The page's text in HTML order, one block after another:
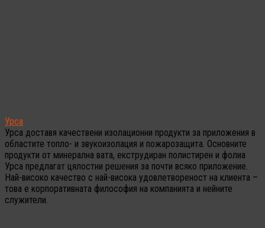
Урса
Урса доставя качествени изолационни продукти за приложения в
областите топло- и звукоизолация и пожарозащита. Основните
продукти от минерална вата, екструдиран полистирен и фолиа
Урса предлагат цялостни решения за почти всяко приложение.
Най-високо качество с най-висока удовлетвореност на клиента –
това е корпоративната философия на компанията и нейните
служители.